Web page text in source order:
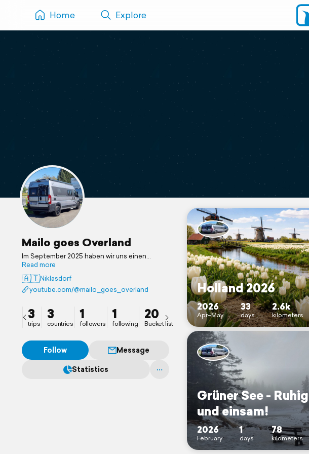
Home Explore
Mailo goes Overland
Im September 2025 haben wir uns einen
MegaMobil 600 Classic gekauft und sind seit
dieser Zeit mit unserem Golden Retriever
Mailo auf Erkundungsfahrten in Europa
unterwegs!
Read more
🇦🇹Niklasdorf
youtube.com/@mailo_goes_overland?si=t0_J0rXn5wOHloHr
3
trips
3
countries
1
followers
1
following
20
Bucket list
Follow
Message
Statistics
Holland 2026
2026
Apr–May
33
days
2.6k
kilometers
Grüner See - Ruhig
und einsam!
2026
February
1
days
78
kilometers